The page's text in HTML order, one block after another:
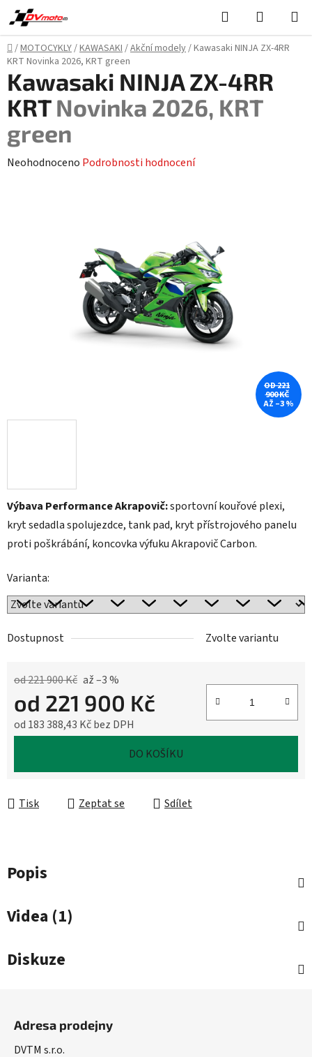
Přejít
na
obsah
Hledat
KOŠÍK
Domů
/MOTOCYKLY/KAWASAKI/Akční modely/Kawasaki NINJA ZX-4RR
KRT Novinka 2026, KRT green
Výbava Performance Akrapovič:sportovní kouřové plexi,
kryt sedadla spolujezdce, tank pad, kryt přístrojového panelu
proti poškrábání, koncovka výfuku Akrapovič Carbon.
Varianta:
Dostupnost Zvolte variantu
od 221 900 Kč až –3 %
od 221 900 Kč
od 183 388,43 Kčbez DPH
DO KOŠÍKU
Tisk Zeptat se Sdílet
Kawasaki NINJA ZX-4RR
KRTNovinka 2026, KRT
green
Průměrné
Neohodnoceno Podrobnosti hodnocení
OD 221
900 KČ
AŽ –3 %
Popis
Videa (1)
Diskuze
Adresa prodejny
DVTM s.r.o.